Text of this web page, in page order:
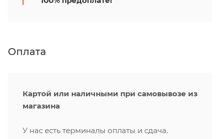
Оплата
Картой или наличными при самовывозе из
магазина
У нас есть терминалы оплаты и сдача.